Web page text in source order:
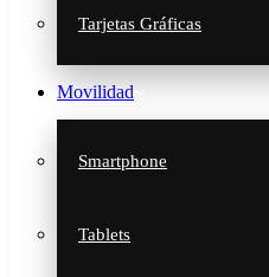
Tarjetas Gráficas
Movilidad
Smartphone
Tablets